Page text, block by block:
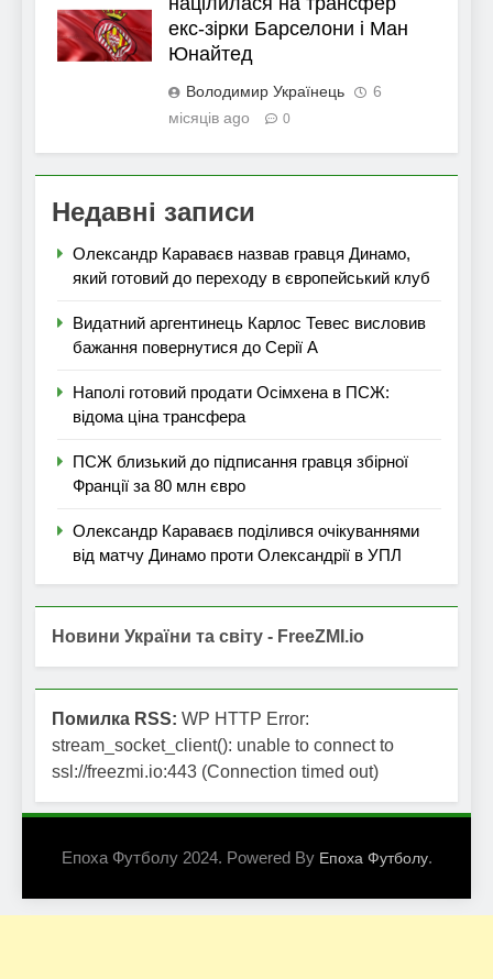
екс-зірки Барселони і Ман
Юнайтед
Володимир Українець
6
місяців ago
0
Недавні записи
Олександр Караваєв назвав гравця Динамо,
який готовий до переходу в європейський клуб
Видатний аргентинець Карлос Тевес висловив
бажання повернутися до Серії А
Наполі готовий продати Осімхена в ПСЖ:
відома ціна трансфера
ПСЖ близький до підписання гравця збірної
Франції за 80 млн євро
Олександр Караваєв поділився очікуваннями
від матчу Динамо проти Олександрії в УПЛ
Новини України та світу - FreeZMI.io
Помилка RSS: WP HTTP Error:
stream_socket_client(): unable to connect to
ssl://freezmi.io:443 (Connection timed out)
Епоха Футболу 2024. Powered By Епоха Футболу.